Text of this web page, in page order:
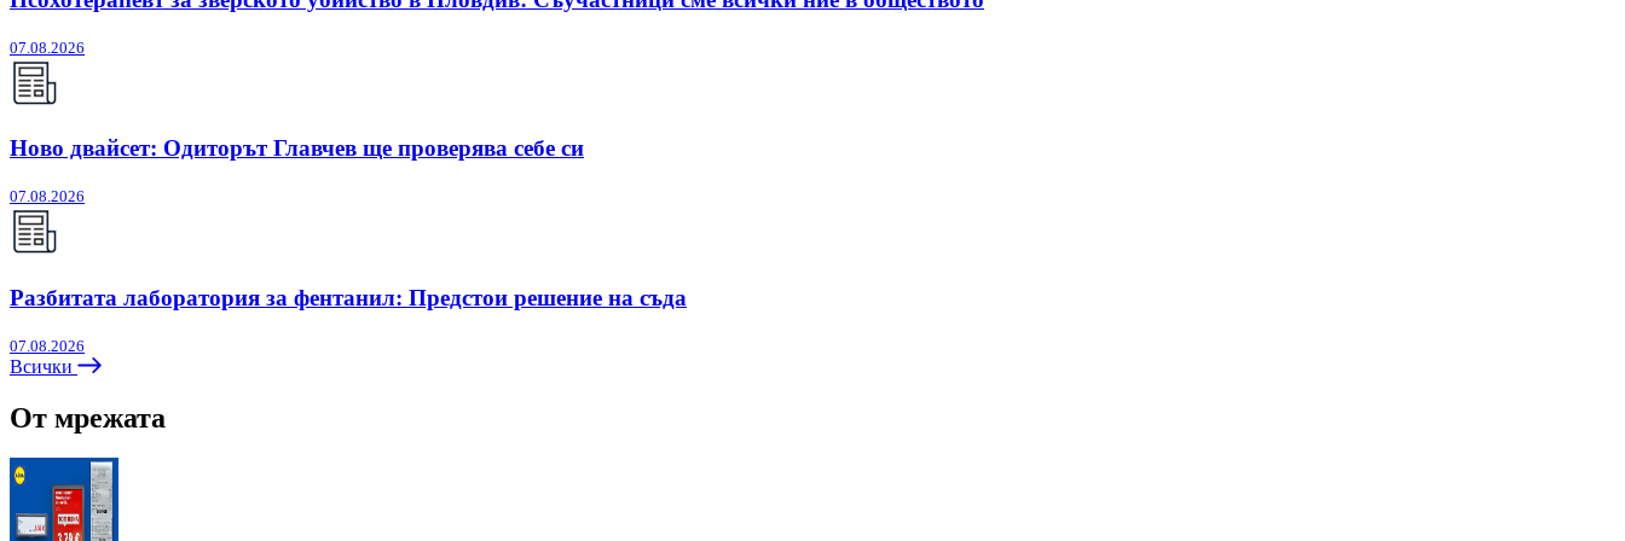
07.08.2026
Ново двайсет: Одиторът Главчев ще проверява себе си
07.08.2026
Разбитата лаборатория за фентанил: Предстои решение на съда
07.08.2026
Всички
От мрежата